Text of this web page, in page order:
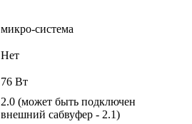
микро-система
Нет
76 Вт
2.0 (может быть подключен
внешний сабвуфер - 2.1)